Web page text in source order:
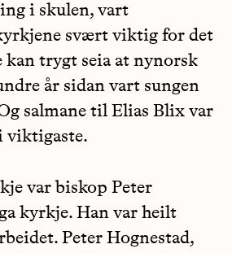
i skulen, vart
svært viktig for det
kan trygt seia at nynorsk
år sidan vart sungen
salmane til Elias Blix var
viktigaste.
var biskop Peter
kyrkje. Han var heilt
Peter Hognestad,